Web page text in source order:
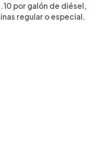
por galón de diésel,
regular o especial.